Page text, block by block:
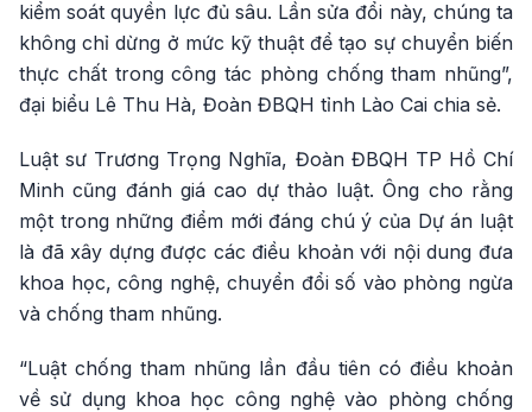
kiểm soát quyền lực đủ sâu. Lần sửa đổi này, chúng ta
không chỉ dừng ở mức kỹ thuật để tạo sự chuyển biến
thực chất trong công tác phòng chống tham nhũng”,
đại biểu Lê Thu Hà, Đoàn ĐBQH tỉnh Lào Cai chia sẻ.
Luật sư Trương Trọng Nghĩa, Đoàn ĐBQH TP Hồ Chí
Minh cũng đánh giá cao dự thảo luật. Ông cho rằng
một trong những điểm mới đáng chú ý của Dự án luật
là đã xây dựng được các điều khoản với nội dung đưa
khoa học, công nghệ, chuyển đổi số vào phòng ngừa
và chống tham nhũng.
“Luật chống tham nhũng lần đầu tiên có điều khoản
về sử dụng khoa học công nghệ vào phòng chống